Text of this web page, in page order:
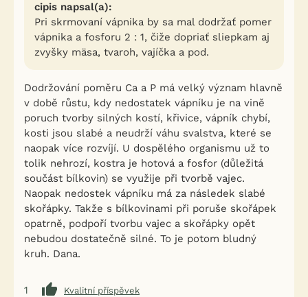
cipis napsal(a):
Pri skrmovaní vápnika by sa mal dodržať pomer
vápnika a fosforu 2 : 1, čiže dopriať sliepkam aj
zvyšky mäsa, tvaroh, vajíčka a pod.
Dodržování poměru Ca a P má velký význam hlavně
v době růstu, kdy nedostatek vápníku je na vině
poruch tvorby silných kostí, křivice, vápník chybí,
kosti jsou slabé a neudrží váhu svalstva, které se
naopak více rozvíjí. U dospělého organismu už to
tolik nehrozí, kostra je hotová a fosfor (důležitá
součást bílkovin) se využije při tvorbě vajec.
Naopak nedostek vápníku má za následek slabé
skořápky. Takže s bílkovinami při poruše skořápek
opatrně, podpoří tvorbu vajec a skořápky opět
nebudou dostatečně silné. To je potom bludný
kruh. Dana.
1
Kvalitní příspěvek